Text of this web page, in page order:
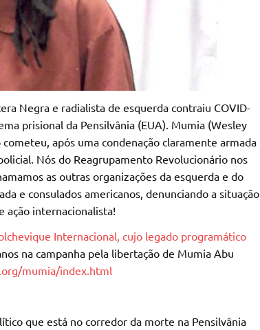
Negra e radialista de esquerda contraiu COVID-
prisional da Pensilvânia (EUA). Mumia (Wesley
após uma condenação claramente armada
Nós do Reagrupamento Revolucionário nos
as outras organizações da esquerda e do
e consulados americanos, denunciando a situação
ação internacionalista!
Internacional, cujo legado programático
na campanha pela libertação de Mumia Abu
mumia/index.html
que está no corredor da morte na Pensilvânia